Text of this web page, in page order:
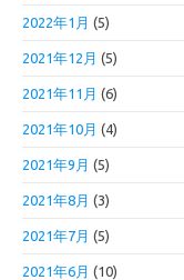
2022年1月 (5)
2021年12月 (5)
2021年11月 (6)
2021年10月 (4)
2021年9月 (5)
2021年8月 (3)
2021年7月 (5)
2021年6月 (10)